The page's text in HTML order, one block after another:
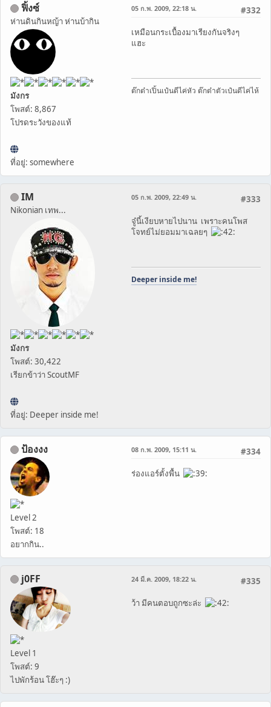
ฟิ้งซ์
ห่านดินกินหญ้า ห่านบ้ากิน
มังกร
โพสต์: 8,867
โปรดระวังของแท้
ที่อยู่: somewhere
#332
05 ก.พ. 2009, 22:18 น.
เหมือนกระเบื้องมาเรียงกันจริงๆ
แฮะ
ต๊กต๋าเปิ้นเป๋นดีไค่หัว ต๊กต๋าตัวเป๋นดีไค่ไห้
IM
Nikonian เทพ...
มังกร
โพสต์: 30,422
เรียกข้าว่า ScoutMF
ที่อยู่: Deeper inside me!
#333
05 ก.พ. 2009, 22:49 น.
จู๋นี้เงียบหายไปนาน เพราะคนโพส
โจทย์ไม่ยอมมาเฉลยๆ
Deeper inside me!
ป้องงง
Level 2
โพสต์: 18
อยากกิน..
#334
08 ก.พ. 2009, 15:11 น.
ร่องแอร์ตั้งพื้น
j0FF
Level 1
โพสต์: 9
ไปพักร้อน โฮ๊ะๆ :)
#335
24 มี.ค. 2009, 18:22 น.
ว้า มีคนตอบถูกซะล่ะ